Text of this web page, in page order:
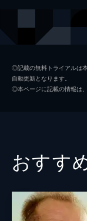
◎記載の無料トライアルは
自動更新となります。
◎本ページに記載の情報は
おすす